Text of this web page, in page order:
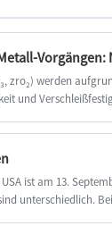
zro₂) werden
und
ist am 13.
unterschiedlich.